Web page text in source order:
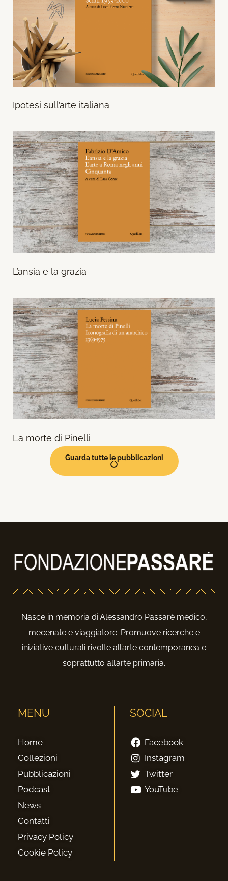
Ipotesi sull’arte italiana
L’ansia e la grazia
La morte di Pinelli
Guarda tutte le pubblicazioni
Nasce in memoria di Alessandro Passaré medico,
mecenate e viaggiatore. Promuove ricerche e
iniziative culturali rivolte all’arte contemporanea e
soprattutto all’arte primaria.
MENU
Home
Collezioni
Pubblicazioni
Podcast
News
Contatti
Privacy Policy
Cookie Policy
SOCIAL
Facebook
Instagram
Twitter
YouTube